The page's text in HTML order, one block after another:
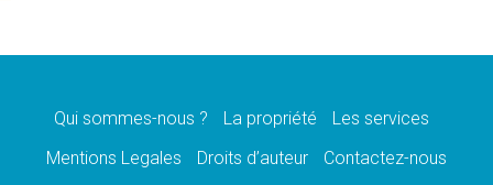
08.08.2026
08.08.2026
catholiques
Qui sommes-nous ? La propriété
Les services
Mentions Legales
Droits d’auteur Contactez-nous